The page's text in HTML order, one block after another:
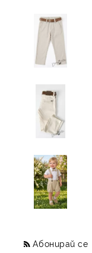
Абонирай се